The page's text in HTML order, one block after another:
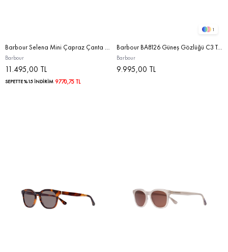
Barbour Selena Mini Çapraz Çanta WH32 Ecru
Barbour
11.495,00 TL
SEPETTE %15 İNDİRİM 9770,75 TL
1
Barbour BA8126 Güneş Gözlüğü C3 Transparent Green/Purple Grey
Barbour
9.995,00 TL